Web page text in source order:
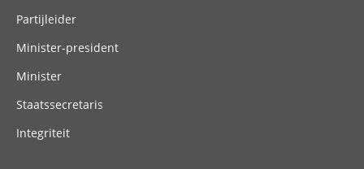
Partijleider
Minister-president
Minister
Staatssecretaris
Integriteit